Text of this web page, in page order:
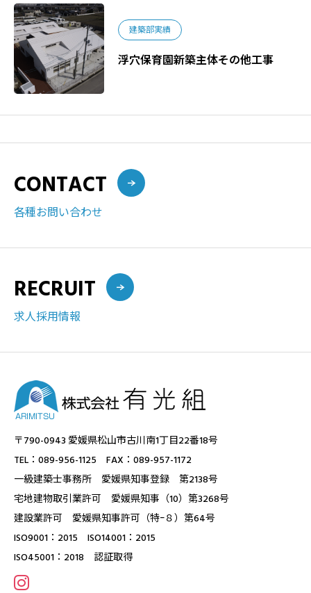
建築部実績
浮穴保育園新築主体その他工事
CONTACT
各種お問い合わせ
RECRUIT
求人採用情報
〒790-0943 愛媛県松山市古川南1丁目22番18号
TEL：089-956-1125 FAX：089-957-1172
一級建築士事務所 愛媛県知事登録 第2138号
宅地建物取引業許可 愛媛県知事（10）第3268号
建設業許可 愛媛県知事許可（特ｰ８）第64号
ISO9001：2015 ISO14001：2015
ISO45001：2018 認証取得